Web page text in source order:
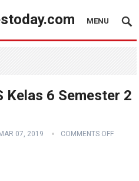
MENU
Kelas 6 Semester 2
MAR 07, 2019 COMMENTS OFF